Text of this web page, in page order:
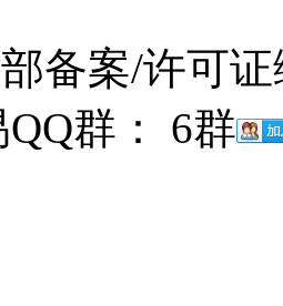
备案/许可
群： 6群